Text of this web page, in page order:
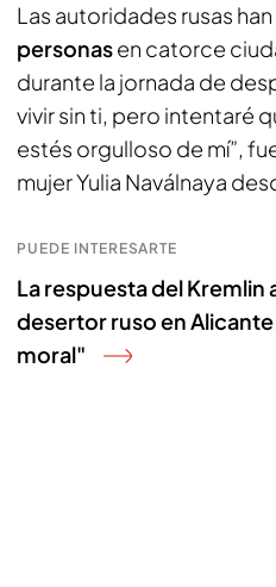
Las autoridades rusas han
personasen catorce
durante la jornada de
vivir sin ti, pero intentaré
estés orgulloso de mí”,
mujer Yulia Naválnaya
PUEDE INTERESARTE
La respuesta del Kremlin
desertor ruso en
moral"